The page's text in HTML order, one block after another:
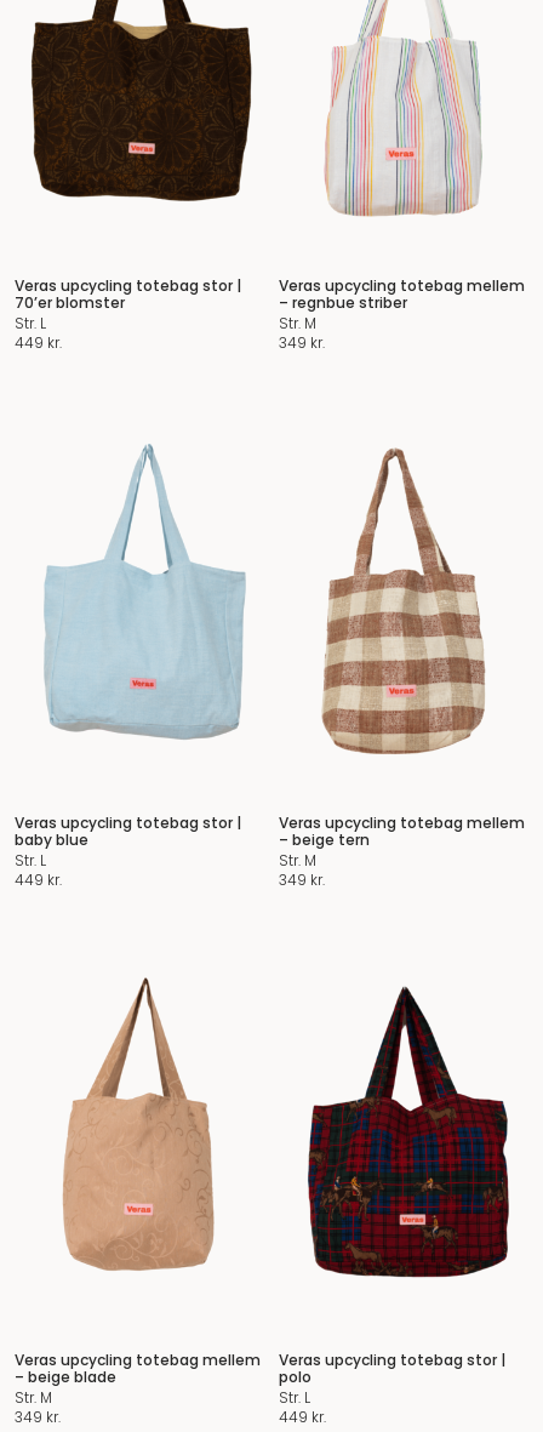
Veras upcycling totebag stor |
70’er blomster
Str. L
449 kr.
Veras upcycling totebag mellem
– regnbue striber
Str. M
349 kr.
Veras upcycling totebag stor |
baby blue
Str. L
449 kr.
Veras upcycling totebag mellem
– beige tern
Str. M
349 kr.
Veras upcycling totebag mellem
– beige blade
Str. M
349 kr.
Veras upcycling totebag stor |
polo
Str. L
449 kr.